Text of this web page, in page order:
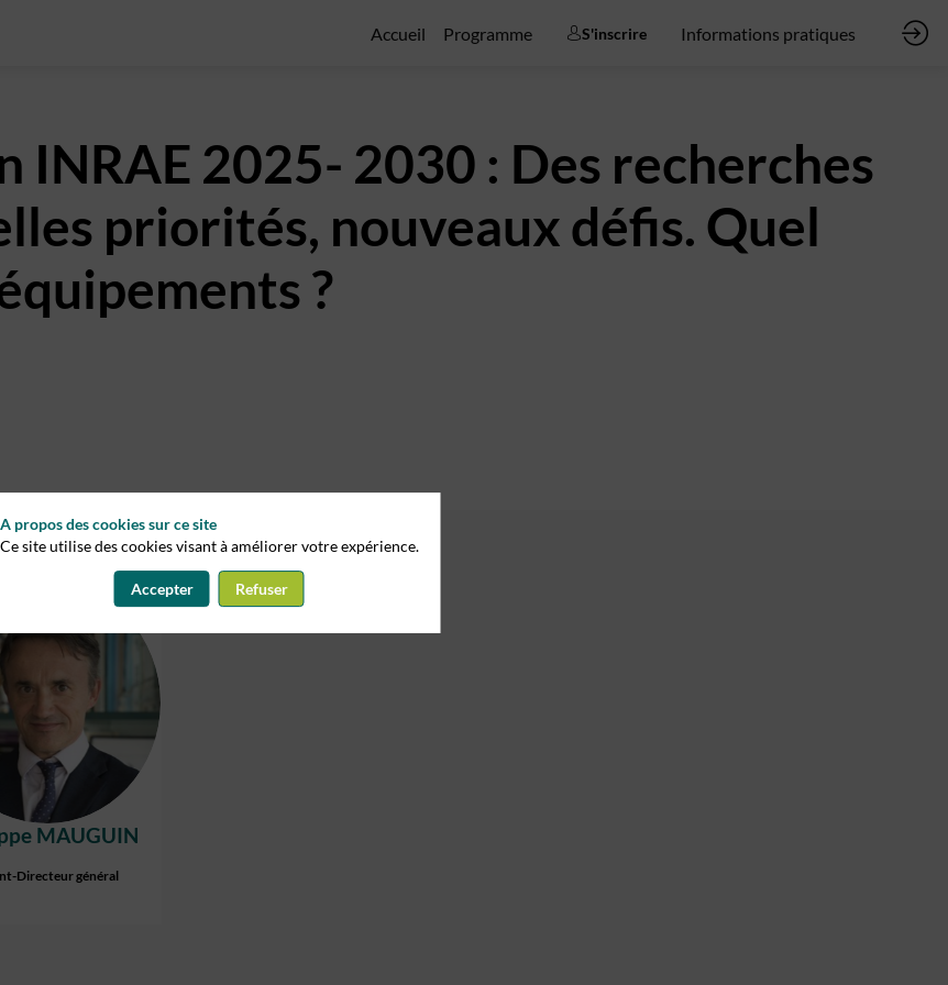
Accueil Programme S'inscrire Informations pratiques
INRAE 2025- 2030 : Des recherches
priorités, nouveaux défis. Quel
?
PM
MAUGUIN
Directeur général
A propos des cookies sur ce site
Ce site utilise des cookies visant à améliorer votre expérience.
Accepter Refuser